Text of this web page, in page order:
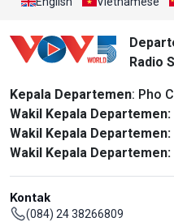
Radio
Kepala Departemen: Pho
Wakil Kepala Departemen:
Wakil Kepala Departemen:
Wakil Kepala Departemen:
Kontak
(084) 24 38266809